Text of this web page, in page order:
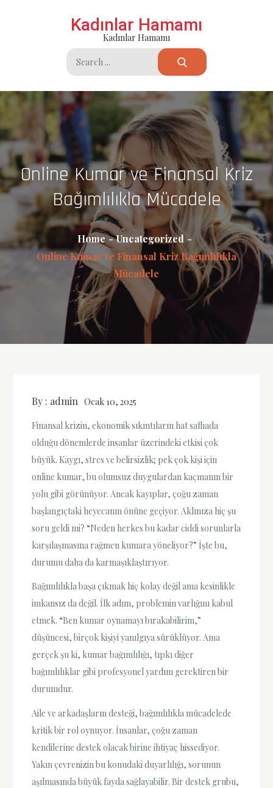
Kadınlar Hamamı
Kadınlar Hamamı
Search
for:
Online Kumar ve Finansal Kriz
Bağımlılıkla Mücadele
Home
Uncategorized
Online Kumar ve Finansal Kriz Bağımlılıkla
Mücadele
By : admin Ocak 10, 2025
Finansal krizin, ekonomik sıkıntıların hat safhada
olduğu dönemlerde insanlar üzerindeki etkisi çok
büyük. Kaygı, stres ve belirsizlik; pek çok kişi için
online kumar, bu olumsuz duygulardan kaçmanın bir
yolu gibi görünüyor. Ancak kayıplar, çoğu zaman
başlangıçtaki heyecanın önüne geçiyor. Aklınıza hiç şu
soru geldi mi? “Neden herkes bu kadar ciddi sorunlarla
karşılaşmasına rağmen kumara yöneliyor?” İşte bu,
durumu daha da karmaşıklaştırıyor.
Bağımlılıkla başa çıkmak hiç kolay değil ama kesinlikle
imkansız da değil. İlk adım, problemin varlığını kabul
etmek. “Ben kumar oynamayı bırakabilirim,”
düşüncesi, birçok kişiyi yanılgıya sürüklüyor. Ama
gerçek şu ki, kumar bağımlılığı, tıpkı diğer
bağımlılıklar gibi profesyonel yardım gerektiren bir
durumdur.
Aile ve arkadaşların desteği, bağımlılıkla mücadelede
kritik bir rol oynuyor. İnsanlar, çoğu zaman
kendilerine destek olacak birine ihtiyaç hissediyor.
Yakın çevrenizin bu konudaki duyarlılığı, sorunun
aşılmasında büyük fayda sağlayabilir. Bir destek grubu,